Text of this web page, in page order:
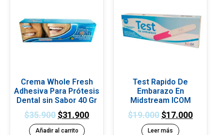
Crema Whole Fresh
Adhesiva Para Prótesis
Dental sin Sabor 40 Gr
$35.900 $31.900
Añadir al carrito
Test Rapido De
Embarazo En
Midstream ICOM
$19.000 $17.000
Leer más